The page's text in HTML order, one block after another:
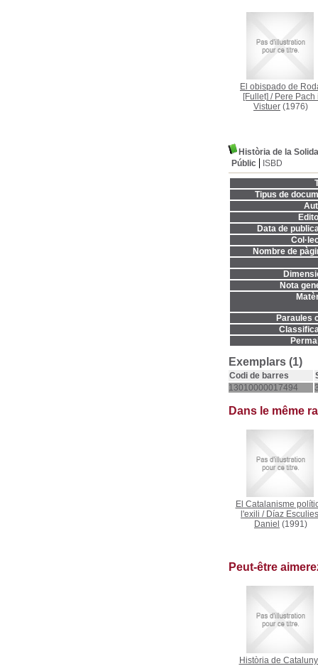
El obispado de
[Fullet] / Pere Pach
Vistuer (1976)
Història de la
Públic
ISBD
Tipus de
Data de
Nombre de
Nota
Paraules
Exemplars (1)
Codi de barres
13010000017494
Dans le même
El Catalanisme
l'exili / Díaz
Daniel (1991)
Peut-être
Història de